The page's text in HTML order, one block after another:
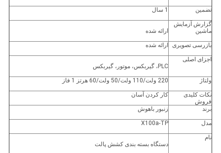
تضمین 1 سال
گزارش آزمایش
ماشین
ارائه شده
بازرسی تصویری ارائه شده
اجزای اصلی
PLC، گیربکس، موتور، گیربکس
ولتاژ 220 ولت/110 ولت/50 ولت/60 هرتز 1 فاز
نکات کلیدی
فروش
کار کردن آسان
برند زنبور باهوش
مدل X100a-TP
نام
دستگاه بسته بندی کشش پالت